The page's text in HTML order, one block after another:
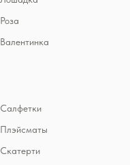
Роза
Валентинка
Салфетки
Плэйсматы
Скатерти